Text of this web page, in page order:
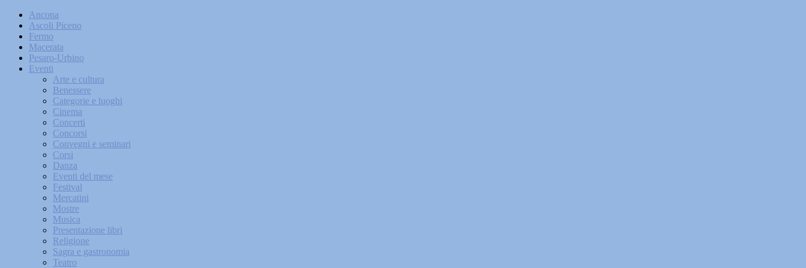
Ancona
Ascoli Piceno
Fermo
Macerata
Pesaro-Urbino
Eventi
Arte e cultura
Benessere
Categorie e luoghi
Cinema
Concerti
Concorsi
Convegni e seminari
Corsi
Danza
Eventi del mese
Festival
Mercatini
Mostre
Musica
Presentazione libri
Religione
Sagra e gastronomia
Teatro